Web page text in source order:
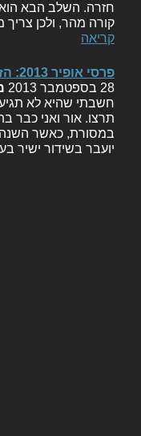
חזרה. השלב הבא הוא
קורה מהר, ולכן
קריאה
פרסי אופיר 2013: הזוכים, הזוכות, והטקס
28 בספטמבר 2013
תרצו. אור ואני כבר
במסורת, כאשר השנה
יועבר בשידור ישיר בערוץ 10 בטלוויזיה, או באתר נענע 10